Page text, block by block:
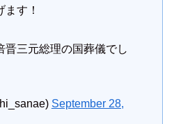
す！
晋三元総理の国葬儀でし
September 28,